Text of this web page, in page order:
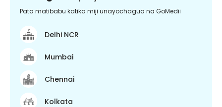
Pata matibabu katika miji unayochagua na GoMedii
Delhi NCR
Mumbai
Chennai
Kolkata